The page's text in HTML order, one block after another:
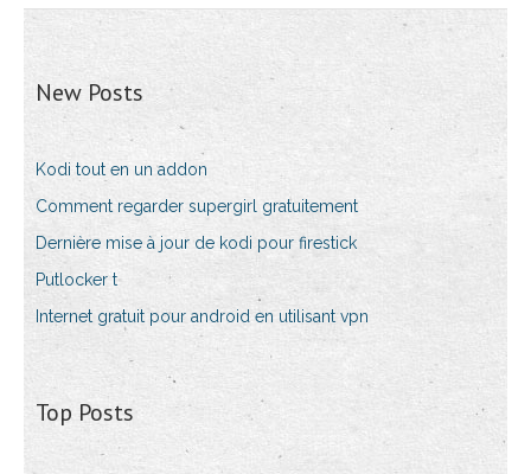
New Posts
Kodi tout en un addon
Comment regarder supergirl gratuitement
Dernière mise à jour de kodi pour firestick
Putlocker t
Internet gratuit pour android en utilisant vpn
Top Posts